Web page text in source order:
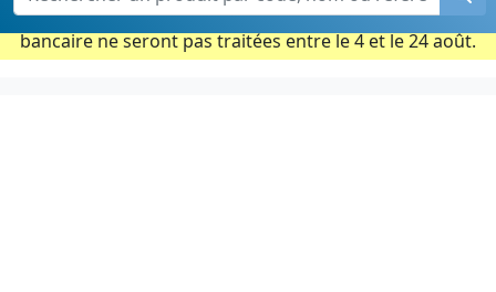
Période estivale : Les commandes prises par carte
bancaire ne seront pas traitées entre le 4 et le 24 août.